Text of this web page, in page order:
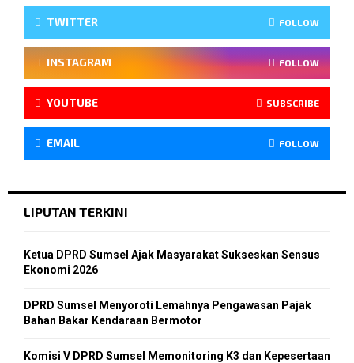
TWITTER FOLLOW
INSTAGRAM FOLLOW
YOUTUBE SUBSCRIBE
EMAIL FOLLOW
LIPUTAN TERKINI
Ketua DPRD Sumsel Ajak Masyarakat Sukseskan Sensus
Ekonomi 2026
DPRD Sumsel Menyoroti Lemahnya Pengawasan Pajak
Bahan Bakar Kendaraan Bermotor
Komisi V DPRD Sumsel Memonitoring K3 dan Kepesertaan